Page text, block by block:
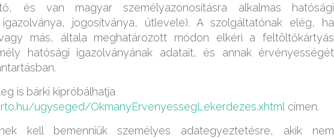
és van magyar személyazonosításra alkalmas hatósági
jogosítványa, útlevele). A szolgáltatónak elég, ha
más, általa meghatározott módon elkéri a feltöltőkártyás
hatósági igazolványának adatait, és annak érvényességét
is bárki kipróbálhatja
ugyseged/OkmanyErvenyessegLekerdezes.xhtml címen.
kell bemenniük személyes adategyeztetésre, akik nem